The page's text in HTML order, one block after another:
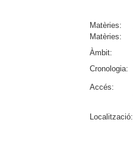
Matèries:
Matèries:
Àmbit:
Cronologia:
Accés:
Localització: